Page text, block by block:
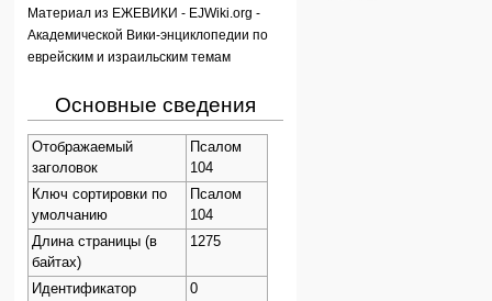
Материал из ЕЖЕВИКИ - EJWiki.org -
Академической Вики-энциклопедии по
еврейским и израильским темам
навигации
поиску
Основные сведения
Отображаемый
заголовок
Псалом
104
Ключ сортировки по
умолчанию
Псалом
104
Длина страницы (в
байтах)
1275
Идентификатор
0